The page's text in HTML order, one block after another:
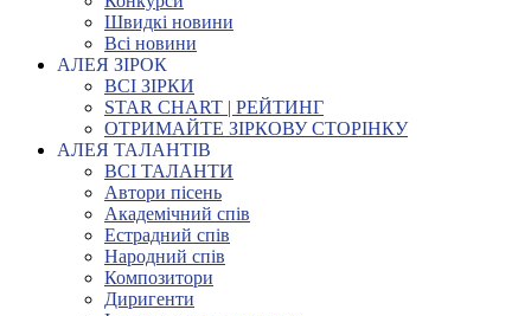
Швидкі новини
Всі новини
АЛЕЯ ЗІРОК
ВСІ ЗІРКИ
STAR CHART | РЕЙТИНГ
ОТРИМАЙТЕ ЗІРКОВУ СТОРІНКУ
АЛЕЯ ТАЛАНТІВ
ВСІ ТАЛАНТИ
Автори пісень
Академічний спів
Естрадний спів
Народний спів
Композитори
Диригенти